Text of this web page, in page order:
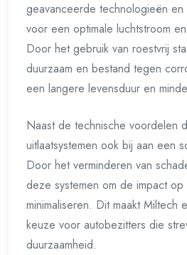
geavanceerde technologieën
voor een optimale luchtstroom
Door het gebruik van roestvrij
duurzaam en bestand tegen
een langere levensduur en
Naast de technische voordelen
uitlaatsystemen ook bij aan een
Door het verminderen van
deze systemen om de impact op
minimaliseren. Dit maakt Miltech
keuze voor autobezitters die
duurzaamheid.